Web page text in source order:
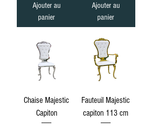
Ajouter au
panier
Ajouter au
panier
Chaise Majestic
Capiton
Fauteuil Majestic
capiton 113 cm